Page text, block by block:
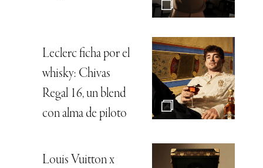
Leclerc ficha por el
whisky: Chivas
Regal 16, un blend
con alma de piloto
Louis Vuitton x